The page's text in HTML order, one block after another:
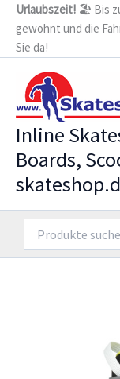
Zum
Inhalt
springen
Urlaubszeit! 🏖️ Bis
gewohnt und die
Sie da!
Inline
Boards,
nach: